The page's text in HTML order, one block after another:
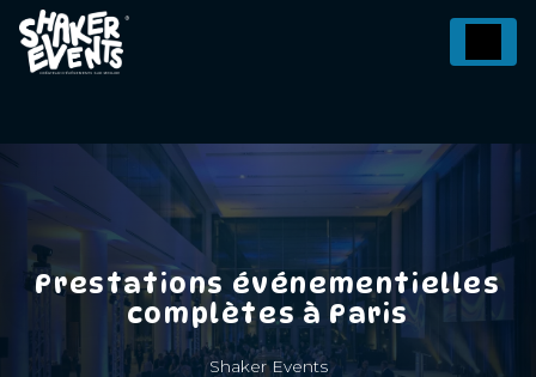
Prestations événementielles
complètes à Paris
Shaker Events
Panneau de gestion des cookies